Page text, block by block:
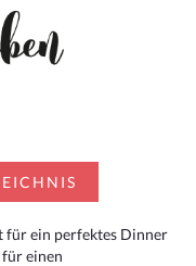
für ein perfektes Dinner
für einen